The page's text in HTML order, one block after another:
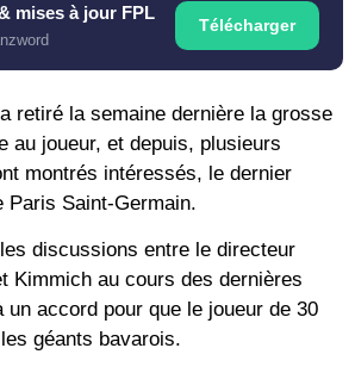
mises à jour FPL
Télécharger
retiré la semaine dernière la grosse
au joueur, et depuis, plusieurs
montrés intéressés, le dernier
Paris Saint-Germain.
discussions entre le directeur
Kimmich au cours des dernières
un accord pour que le joueur de 30
géants bavarois.